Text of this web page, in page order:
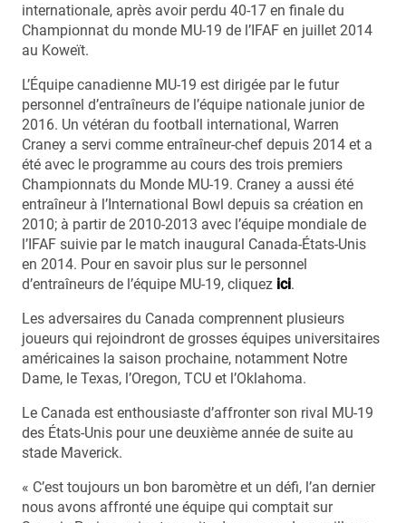
internationale, après avoir perdu 40-17 en finale du
Championnat du monde MU-19 de l’IFAF en juillet 2014
au Koweït.
L’Équipe canadienne MU-19 est dirigée par le futur
personnel d’entraîneurs de l’équipe nationale junior de
2016. Un vétéran du football international, Warren
Craney a servi comme entraîneur-chef depuis 2014 et a
été avec le programme au cours des trois premiers
Championnats du Monde MU-19. Craney a aussi été
entraîneur à l’International Bowl depuis sa création en
2010; à partir de 2010-2013 avec l’équipe mondiale de
l’IFAF suivie par le match inaugural Canada-États-Unis
en 2014. Pour en savoir plus sur le personnel
d’entraîneurs de l’équipe MU-19, cliquez ici.
Les adversaires du Canada comprennent plusieurs
joueurs qui rejoindront de grosses équipes universitaires
américaines la saison prochaine, notamment Notre
Dame, le Texas, l’Oregon, TCU et l’Oklahoma.
Le Canada est enthousiaste d’affronter son rival MU-19
des États-Unis pour une deuxième année de suite au
stade Maverick.
« C’est toujours un bon baromètre et un défi, l’an dernier
nous avons affronté une équipe qui comptait sur